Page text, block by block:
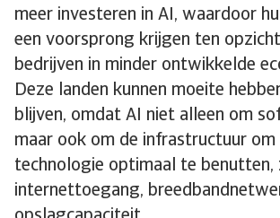
meer investeren in AI, waardoor
een voorsprong krijgen ten
bedrijven in minder ontwikkelde
Deze landen kunnen moeite
blijven, omdat AI niet alleen om
maar ook om de infrastructuur om
technologie optimaal te benutten,
internettoegang,